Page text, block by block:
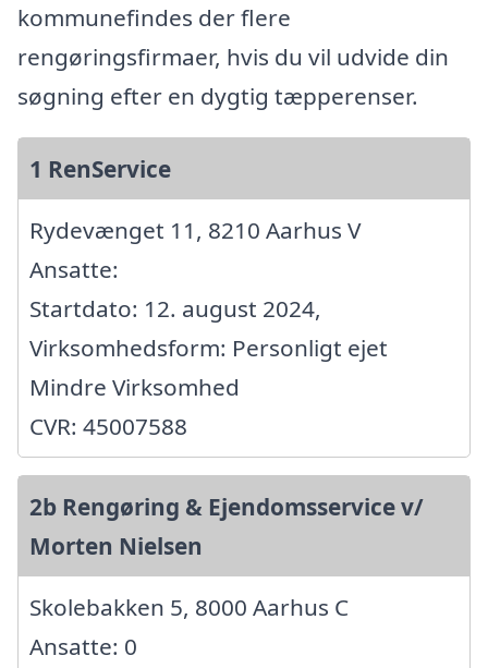
kommunefindes der flere
rengøringsfirmaer, hvis du vil udvide din
søgning efter en dygtig tæpperenser.
1 RenService
Rydevænget 11, 8210 Aarhus V
Ansatte:
Startdato: 12. august 2024,
Virksomhedsform: Personligt ejet
Mindre Virksomhed
CVR: 45007588
2b Rengøring & Ejendomsservice v/
Morten Nielsen
Skolebakken 5, 8000 Aarhus C
Ansatte: 0